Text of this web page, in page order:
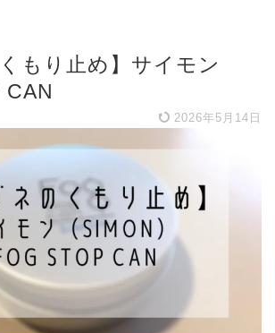
もり止め】サイモン
CAN
2026年5月14日